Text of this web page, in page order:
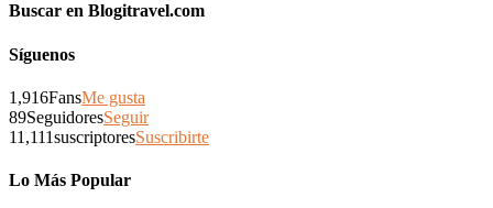
Buscar en Blogitravel.com
Síguenos
1,916FansMe gusta
89SeguidoresSeguir
11,111suscriptoresSuscribirte
Lo Más Popular